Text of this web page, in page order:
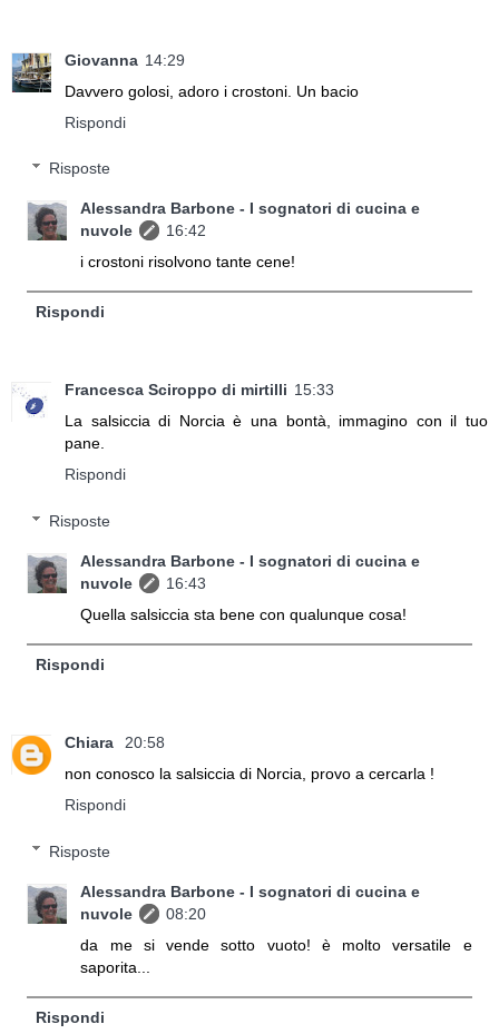
Giovanna 14:29
Davvero golosi, adoro i crostoni. Un bacio
Rispondi
Risposte
Alessandra Barbone - I sognatori di cucina e
nuvole
16:42
i crostoni risolvono tante cene!
Rispondi
Francesca Sciroppo di mirtilli 15:33
La salsiccia di Norcia è una bontà, immagino con il tuo
pane.
Rispondi
Risposte
Alessandra Barbone - I sognatori di cucina e
nuvole
16:43
Quella salsiccia sta bene con qualunque cosa!
Rispondi
Chiara
20:58
non conosco la salsiccia di Norcia, provo a cercarla !
Rispondi
Risposte
Alessandra Barbone - I sognatori di cucina e
nuvole
08:20
da me si vende sotto vuoto! è molto versatile e
saporita...
Rispondi